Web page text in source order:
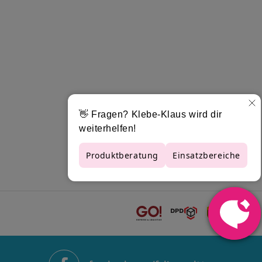
besser gegen äußere Einwirkungen zu
sind beständig sowohl gegen Seewasser
Folie zudem beständig gegen die meisten
zeigt die Orajet 3105 Folienserie, was
3105HT Digitaldruckfolie aus PVC zur
beste Preise und kurze